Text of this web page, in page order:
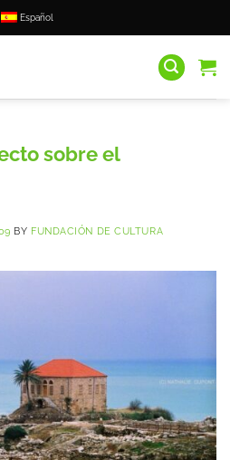
Español
sobre el
BY FUNDACIÓN DE CULTURA